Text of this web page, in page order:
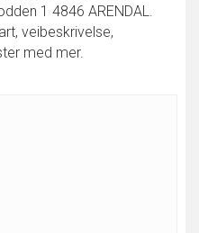
1 4846 ARENDAL.
veibeskrivelse,
med mer.